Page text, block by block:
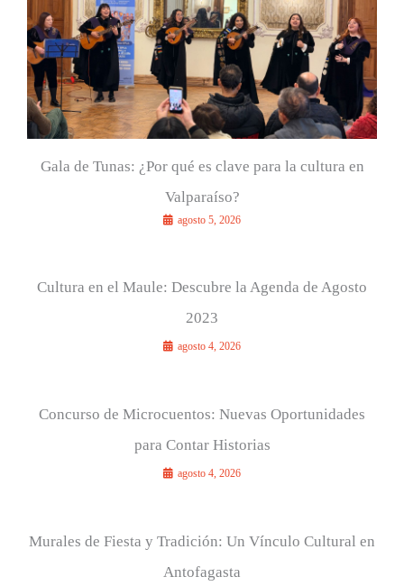
Gala de Tunas: ¿Por qué es clave para la cultura en
Valparaíso?
agosto 5, 2026
Cultura en el Maule: Descubre la Agenda de Agosto
2023
agosto 4, 2026
Concurso de Microcuentos: Nuevas Oportunidades
para Contar Historias
agosto 4, 2026
Murales de Fiesta y Tradición: Un Vínculo Cultural en
Antofagasta